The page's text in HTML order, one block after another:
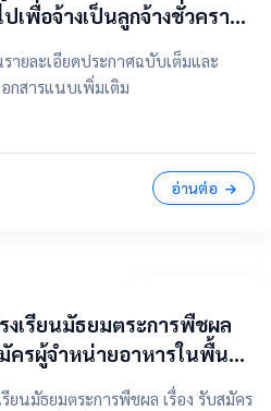
เพื่อจ้างเป็นลูกจ้างชั่วคราว
ม่บ้าน/นักการภารโรง
ายละเอียดประกาศฉบับเต็มและ
กสารแนบเพิ่มเติม
อ่านต่อ
งเรียนมัธยมตระการพืชผล
มัครผู้จำหน่ายอาหารในพื้นที่
ร ประจำปีการศึกษา ๒๕๖๙
รียนมัธยมตระการพืชผล เรื่อง รับสมัคร